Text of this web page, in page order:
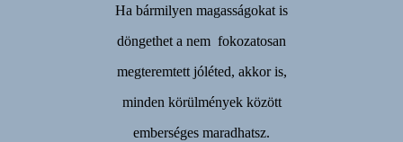
Ha bármilyen magasságokat is
döngethet a nem fokozatosan
megteremtett jóléted, akkor is,
minden körülmények között
emberséges maradhatsz.